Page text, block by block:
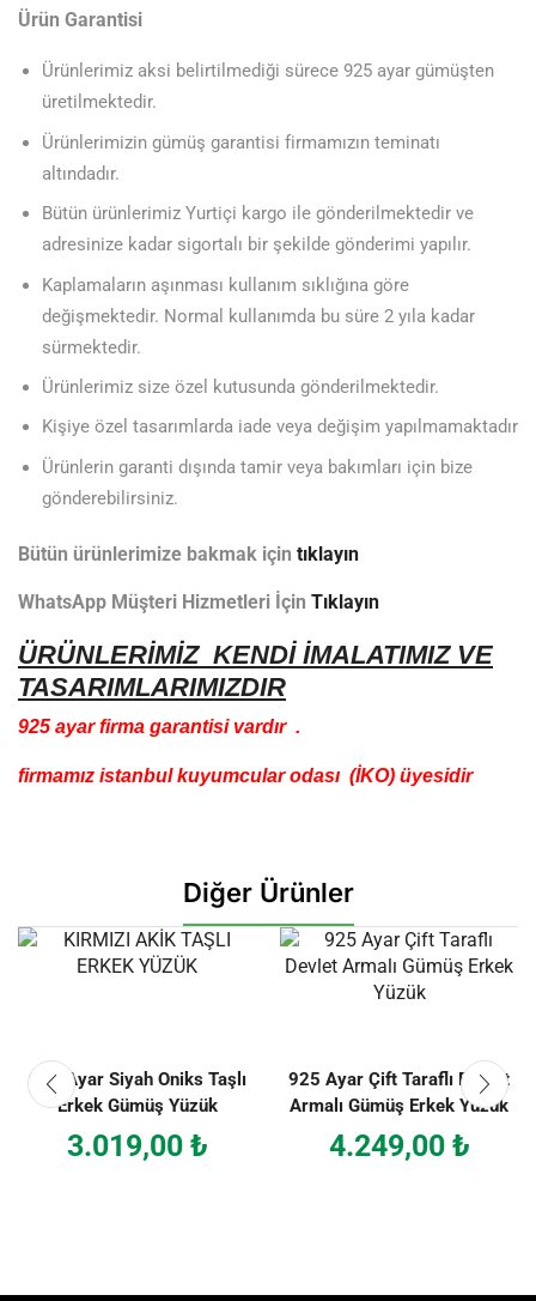
Ürün Garantisi
Ürünlerimiz aksi belirtilmediği sürece 925 ayar gümüşten
üretilmektedir.
Ürünlerimizin gümüş garantisi firmamızın teminatı
altındadır.
Bütün ürünlerimiz Yurtiçi kargo ile gönderilmektedir ve
adresinize kadar sigortalı bir şekilde gönderimi yapılır.
Kaplamaların aşınması kullanım sıklığına göre
değişmektedir. Normal kullanımda bu süre 2 yıla kadar
sürmektedir.
Ürünlerimiz size özel kutusunda gönderilmektedir.
Kişiye özel tasarımlarda iade veya değişim yapılmamaktadır
Ürünlerin garanti dışında tamir veya bakımları için bize
gönderebilirsiniz.
Bütün ürünlerimize bakmak için tıklayın
WhatsApp Müşteri Hizmetleri İçin Tıklayın
ÜRÜNLERİMİZ KENDİ İMALATIMIZ VE
TASARIMLARIMIZDIR
925 ayar firma garantisi vardır .
firmamız istanbul kuyumcular odası (İKO) üyesidir
Diğer Ürünler
925 Ayar Siyah Oniks Taşlı
Erkek Gümüş Yüzük
3.019,00 ₺
925 Ayar Çift Taraflı Devlet
Armalı Gümüş Erkek Yüzük
4.249,00 ₺